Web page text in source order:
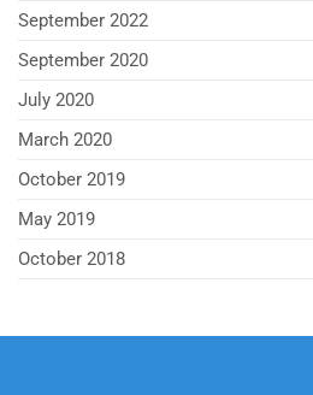
September 2022
September 2020
July 2020
March 2020
October 2019
May 2019
October 2018